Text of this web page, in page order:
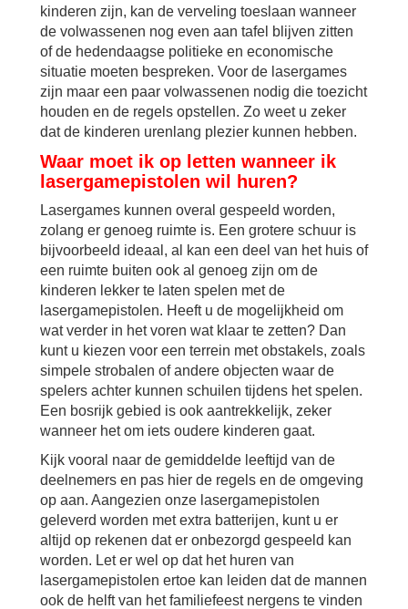
kinderen zijn, kan de verveling toeslaan wanneer
de volwassenen nog even aan tafel blijven zitten
of de hedendaagse politieke en economische
situatie moeten bespreken. Voor de lasergames
zijn maar een paar volwassenen nodig die toezicht
houden en de regels opstellen. Zo weet u zeker
dat de kinderen urenlang plezier kunnen hebben.
Waar moet ik op letten wanneer ik
lasergamepistolen wil huren?
Lasergames kunnen overal gespeeld worden,
zolang er genoeg ruimte is. Een grotere schuur is
bijvoorbeeld ideaal, al kan een deel van het huis of
een ruimte buiten ook al genoeg zijn om de
kinderen lekker te laten spelen met de
lasergamepistolen. Heeft u de mogelijkheid om
wat verder in het voren wat klaar te zetten? Dan
kunt u kiezen voor een terrein met obstakels, zoals
simpele strobalen of andere objecten waar de
spelers achter kunnen schuilen tijdens het spelen.
Een bosrijk gebied is ook aantrekkelijk, zeker
wanneer het om iets oudere kinderen gaat.
Kijk vooral naar de gemiddelde leeftijd van de
deelnemers en pas hier de regels en de omgeving
op aan. Aangezien onze lasergamepistolen
geleverd worden met extra batterijen, kunt u er
altijd op rekenen dat er onbezorgd gespeeld kan
worden. Let er wel op dat het huren van
lasergamepistolen ertoe kan leiden dat de mannen
ook de helft van het familiefeest nergens te vinden